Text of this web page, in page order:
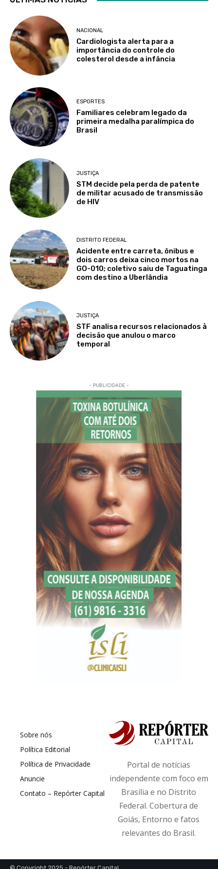
NACIONAL
Cardiologista alerta para a
importância do controle do
colesterol desde a infância
ESPORTES
Familiares celebram legado da
primeira medalha paralímpica do
Brasil
JUSTIÇA
STM decide pela perda de patente
de militar acusado de transmissão
de HIV
DISTRITO FEDERAL
Acidente entre carreta, ônibus e
dois carros deixa cinco mortos na
GO-010; coletivo saiu de Taguatinga
com destino a Uberlândia
JUSTIÇA
STF analisa recursos relacionados à
decisão que anulou o marco
temporal
- PUBLICIDADE -
Sobre nós
Política Editorial
Política de Privacidade
Anuncie
Contato – Repórter Capital
Portal de notícias
independente com foco em
Brasília e no Distrito
Federal. Cobertura de
Goiás, Entorno e fatos
relevantes do Brasil.